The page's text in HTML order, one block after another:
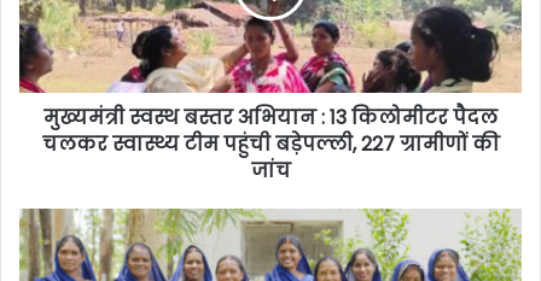
मुख्यमंत्री स्वस्थ बस्तर अभियान : 13 किलोमीटर पैदल
चलकर स्वास्थ्य टीम पहुंची बड़ेपल्ली, 227 ग्रामीणों की
जांच